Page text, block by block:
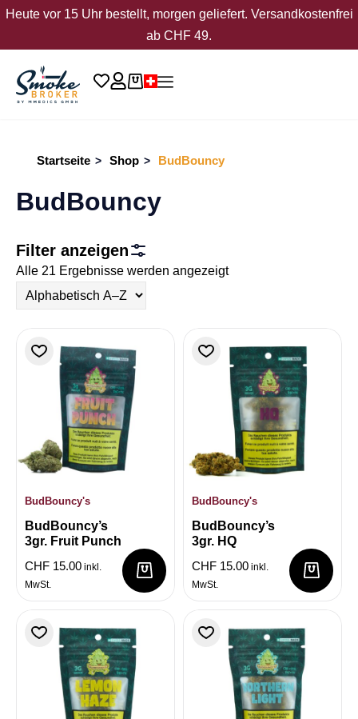
Heute vor 15 Uhr bestellt, morgen geliefert. Versandkostenfrei
ab CHF 49.
Startseite > Shop > BudBouncy
BudBouncy
Filter anzeigen
Alle 21 Ergebnisse werden angezeigt
BudBouncy's
BudBouncy’s
3gr. Fruit Punch
CHF 15.00 inkl.
MwSt.
BudBouncy's
BudBouncy’s
3gr. HQ
CHF 15.00 inkl.
MwSt.